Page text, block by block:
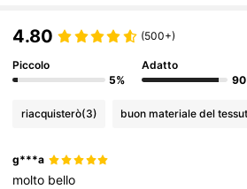
4.80 (500+)
Piccolo
5%
Adatto
riacquisterò(3) buon materiale del
g***a
molto bello